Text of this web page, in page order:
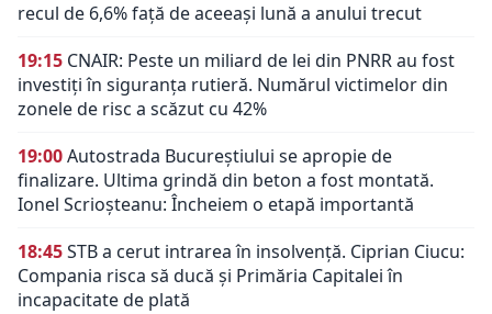
recul de 6,6% față de aceeași lună a anului trecut
19:15 CNAIR: Peste un miliard de lei din PNRR au fost
investiți în siguranța rutieră. Numărul victimelor din
zonele de risc a scăzut cu 42%
19:00Autostrada Bucureștiului se apropie de
finalizare. Ultima grindă din beton a fost montată.
Ionel Scrioșteanu: Încheiem o etapă importantă
18:45STB a cerut intrarea în insolvență. Ciprian Ciucu:
Compania risca să ducă și Primăria Capitalei în
incapacitate de plată